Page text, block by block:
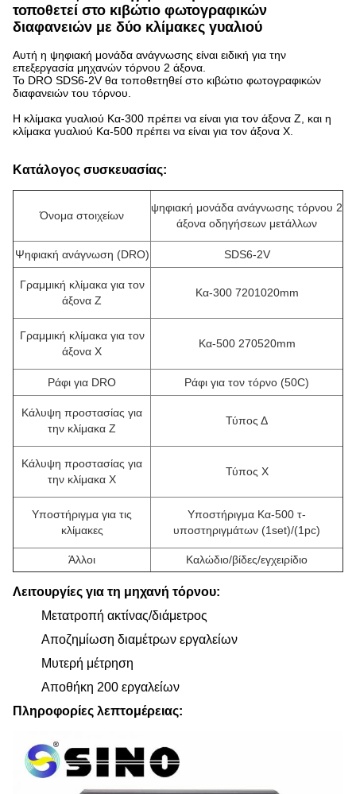
τοποθετεί στο κιβώτιο φωτογραφικών
διαφανειών με δύο κλίμακες γυαλιού
Αυτή η ψηφιακή μονάδα ανάγνωσης είναι ειδική για την
επεξεργασία μηχανών τόρνου 2 άξονα.
Το DRO SDS6-2V θα τοποθετηθεί στο κιβώτιο φωτογραφικών
διαφανειών του τόρνου.
Η κλίμακα γυαλιού Κα-300 πρέπει να είναι για τον άξονα Ζ, και η
κλίμακα γυαλιού Κα-500 πρέπει να είναι για τον άξονα Χ.
Κατάλογος συσκευασίας:
Όνομα στοιχείων
ψηφιακή μονάδα ανάγνωσης τόρνου 2
άξονα οδηγήσεων μετάλλων
Ψηφιακή ανάγνωση (DRO) SDS6-2V
Γραμμική κλίμακα για τον
άξονα Ζ
Κα-300 7201020mm
Γραμμική κλίμακα για τον
άξονα Χ
Κα-500 270520mm
Ράφι για DRO Ράφι για τον τόρνο (50C)
Κάλυψη προστασίας για
την κλίμακα Ζ
Τύπος Δ
Κάλυψη προστασίας για
την κλίμακα Χ
Τύπος Χ
Υποστήριγμα για τις
κλίμακες
Υποστήριγμα Κα-500 τ-
υποστηριγμάτων (1set)/(1pc)
Άλλοι Καλώδιο/βίδες/εγχειρίδιο
Λειτουργίες για τη μηχανή τόρνου:
Μετατροπή ακτίνας/διάμετρος
Αποζημίωση διαμέτρων εργαλείων
Μυτερή μέτρηση
Αποθήκη 200 εργαλείων
Πληροφορίες λεπτομέρειας: